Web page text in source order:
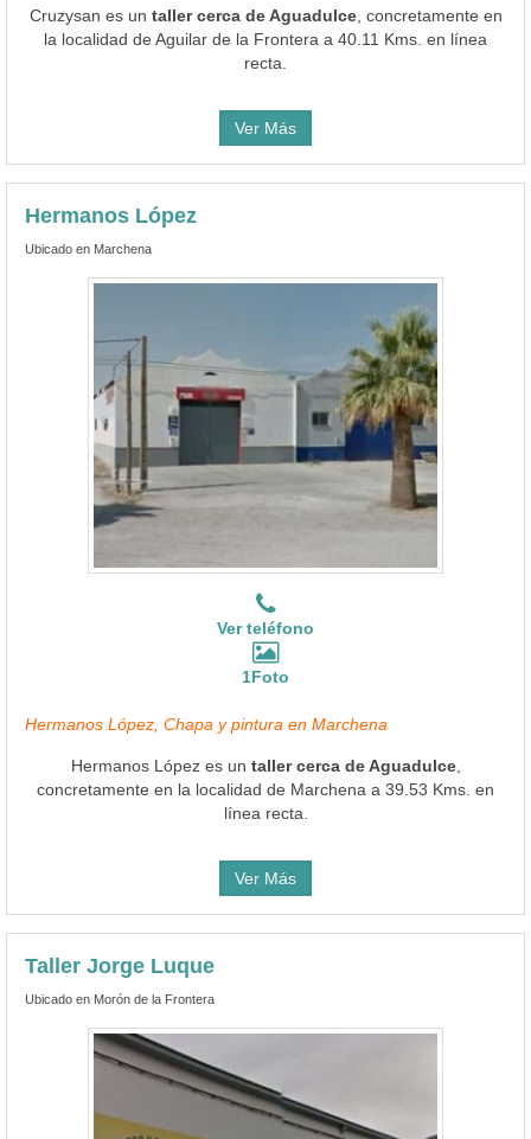
Cruzysan es un taller cerca de Aguadulce, concretamente en
la localidad de Aguilar de la Frontera a 40.11 Kms. en línea
recta.
Ver Más
Hermanos López
Ubicado en Marchena
Ver teléfono
1Foto
Hermanos López, Chapa y pintura en Marchena
Hermanos López es un taller cerca de Aguadulce,
concretamente en la localidad de Marchena a 39.53 Kms. en
línea recta.
Ver Más
Taller Jorge Luque
Ubicado en Morón de la Frontera